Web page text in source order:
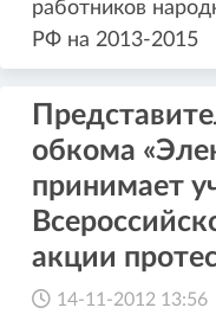
работников
РФ на 2013-2015
обкома
принимает
акции
14-11-2012 13:56